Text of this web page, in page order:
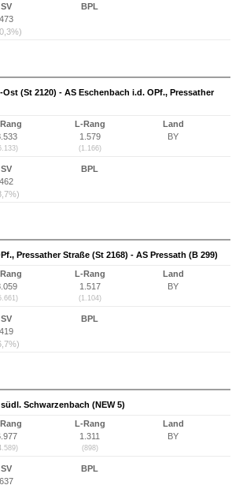
SV
473
BPL
(St 2120) - AS Eschenbach i.d. OPf., Pressather
L-Rang
1.579
(1.166)
Land
BY
SV
462
BPL
Pressather Straße (St 2168) - AS Pressath (B 299)
L-Rang
1.517
(1.104)
Land
BY
SV
419
BPL
Schwarzenbach (NEW 5)
L-Rang
1.311
(898)
Land
BY
SV
637
BPL